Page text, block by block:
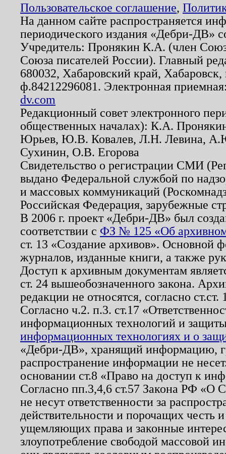
Пользовательское соглашение,
На данном сайте распространяется
периодического издания «Дебри-ДВ»
Учредитель: Пронякин К.А. (член
Союза писателей России). Главный
680032, Хабаровский край,
ф.84212296081. Электронная
dv.com
Редакционный совет электронного
общественных началах): К.А.
Юрьев, Ю.В. Ковалев, Л.Н. Левина,
Сухинин, О.В. Егорова
Свидетельство о регистрации СМИ
выдано Федеральной службой по
и массовых коммуникаций
Российская Федерация, зарубежные
В 2006 г. проект «Дебри-ДВ» был
соответствии с ФЗ № 125 «Об
ст. 13 «Создание архивов». Основной
журналов, изданные книги, а также
Доступ к архивным документам
ст. 24 вышеобозначенного закона.
редакции не относятся, согласно
Согласно ч.2. п.3. ст.17
информационных технологий и
информационных технологиях и о
«Дебри-ДВ», хранящий информацию,
распространение информации не
основании ст.8 «Право на доступ к
Согласно пп.3,4,6 ст.57 Закона РФ «О
не несут ответственности за
действительности и порочащих честь
ущемляющих права и законные
злоупотребление свободой массовой